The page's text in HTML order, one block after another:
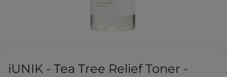
iUNIK - Tea Tree Relief Toner -